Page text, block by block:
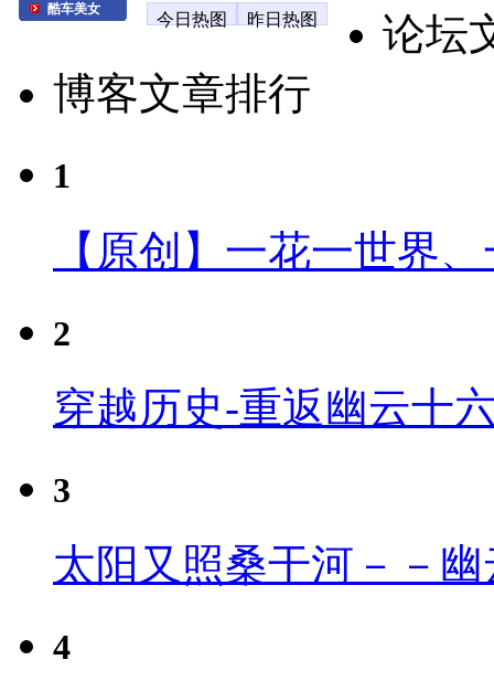
酷车美女
今日热图 昨日热图
论坛
博客文章排行
1
【原创】一花一世界
2
穿越历史-重返幽云十
3
太阳又照桑干河－－
4